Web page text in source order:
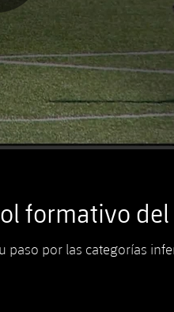
formativo del
paso por las categorías